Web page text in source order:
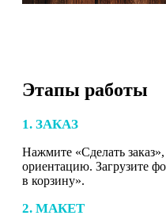
Этапы работы
1. ЗАКАЗ
Нажмите «Сделать
ориентацию. Загрузите
в корзину».
2. МАКЕТ